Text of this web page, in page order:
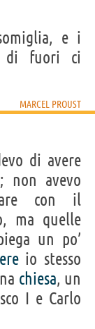
e i
di fuori ci
MARCEL PROUST
di avere
; non avevo
con il
ma quelle
un po’
io stesso
chiesa, un
I e Carlo